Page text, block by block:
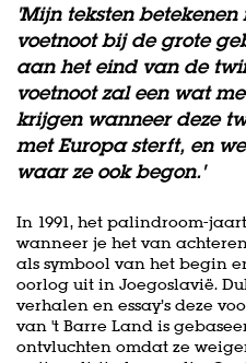
'Mijn teksten
voetnoot bij de grote
aan het eind van de
voetnoot zal een wat
krijgen wanneer deze
met Europa sterft, en
waar ze ook begon.'
In 1991, het palindroom-
wanneer je het van
als symbool van het begin
oorlog uit in Joegoslavië.
verhalen en essay’s deze
van 't Barre Land is
ontvluchten omdat ze